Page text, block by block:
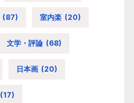
(87) 室内楽 (20)
文学・評論 (68)
日本画 (20)
(17)